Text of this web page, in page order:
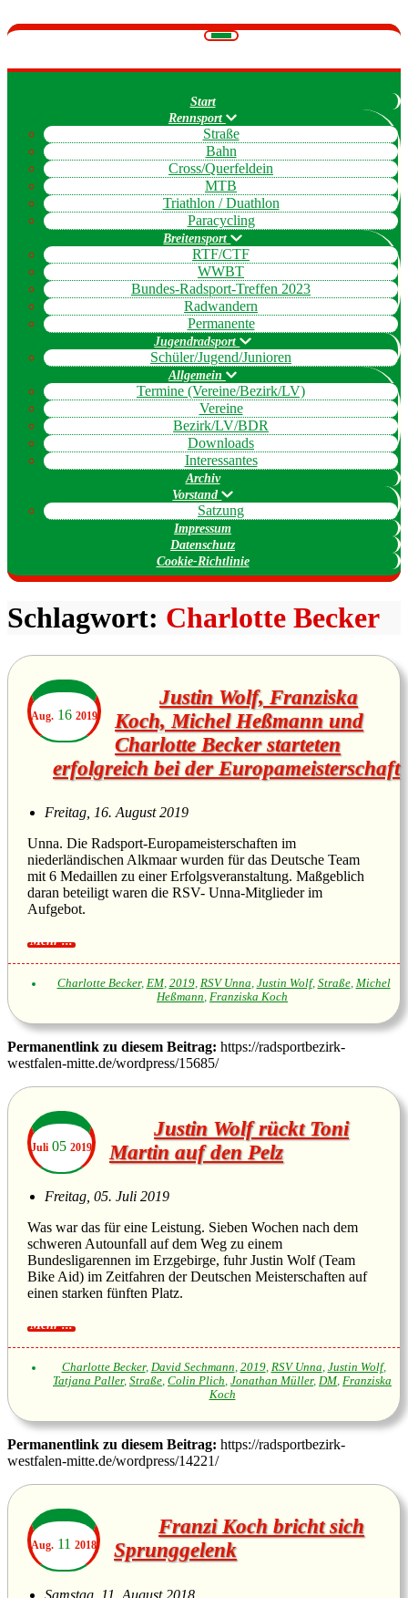
Navigation
Start
Rennsport
Straße
Bahn
Cross/Querfeldein
MTB
Triathlon / Duathlon
Paracycling
Breitensport
RTF/CTF
WWBT
Bundes-Radsport-Treffen 2023
Radwandern
Permanente
Jugendradsport
Schüler/Jugend/Junioren
Allgemein
Termine (Vereine/Bezirk/LV)
Vereine
Bezirk/LV/BDR
Downloads
Interessantes
Archiv
Vorstand
Satzung
Impressum
Datenschutz
Cookie-Richtlinie
Schlagwort: Charlotte Becker
Aug. 16 2019
Justin Wolf, Franziska
Koch, Michel Heßmann und
Charlotte Becker starteten
erfolgreich bei der Europameisterschaft
Freitag, 16. August 2019
Unna. Die Radsport-Europameisterschaften im
niederländischen Alkmaar wurden für das Deutsche Team
mit 6 Medaillen zu einer Erfolgsveranstaltung. Maßgeblich
daran beteiligt waren die RSV- Unna-Mitglieder im
Aufgebot.
Charlotte Becker, EM, 2019, RSV Unna, Justin Wolf, Straße, Michel
Heßmann, Franziska Koch
Permanentlink zu diesem Beitrag: https://radsportbezirk-
westfalen-mitte.de/wordpress/15685/
Juli 05 2019
Justin Wolf rückt Toni
Martin auf den Pelz
Freitag, 05. Juli 2019
Was war das für eine Leistung. Sieben Wochen nach dem
schweren Autounfall auf dem Weg zu einem
Bundesligarennen im Erzgebirge, fuhr Justin Wolf (Team
Bike Aid) im Zeitfahren der Deutschen Meisterschaften auf
einen starken fünften Platz.
Charlotte Becker, David Sechmann, 2019, RSV Unna, Justin Wolf,
Tatjana Paller, Straße, Colin Plich, Jonathan Müller, DM, Franziska
Koch
Permanentlink zu diesem Beitrag: https://radsportbezirk-
westfalen-mitte.de/wordpress/14221/
Aug. 11 2018
Franzi Koch bricht sich
Sprunggelenk
Samstag, 11. August 2018